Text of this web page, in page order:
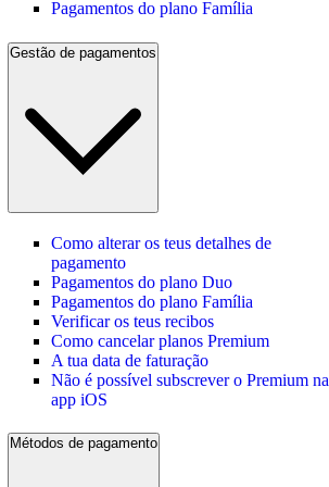
Pagamentos do plano Família
Gestão de pagamentos
Como alterar os teus detalhes de
pagamento
Pagamentos do plano Duo
Pagamentos do plano Família
Verificar os teus recibos
Como cancelar planos Premium
A tua data de faturação
Não é possível subscrever o Premium na
app iOS
Métodos de pagamento